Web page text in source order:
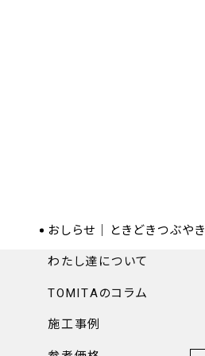
おしらせ｜ときどきつぶやき
わたし達について
TOMITAのコラム
施工事例